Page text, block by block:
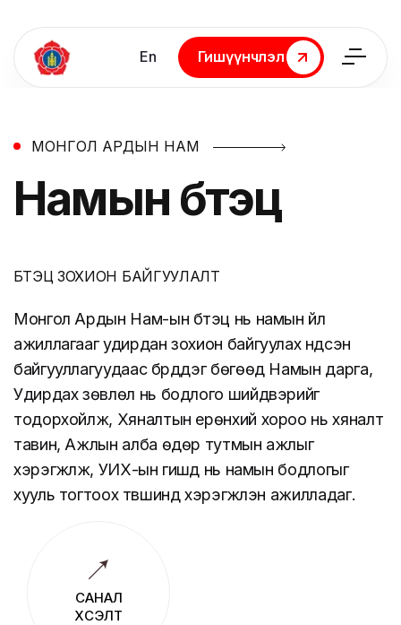
En
Гишүүнчлэл
Гишүүнчлэл
МОНГОЛ АРДЫН НАМ
Намын бүтэц
БҮТЭЦ ЗОХИОН БАЙГУУЛАЛТ
Монгол Ардын Нам-ын бүтэц нь намын үйл
ажиллагааг удирдан зохион байгуулах үндсэн
байгууллагуудаас бүрддэг бөгөөд Намын дарга,
Удирдах зөвлөл нь бодлого шийдвэрийг
тодорхойлж, Хяналтын ерөнхий хороо нь хяналт
тавин, Ажлын алба өдөр тутмын ажлыг
хэрэгжүүлж, УИХ-ын гишүүд нь намын бодлогыг
хууль тогтоох түвшинд хэрэгжүүлэн ажилладаг.
САНАЛ
ХҮСЭЛТ